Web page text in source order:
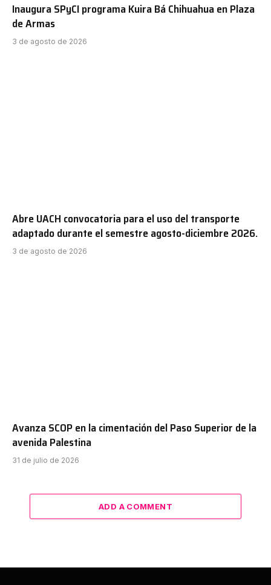
Inaugura SPyCI programa Kuira Bá Chihuahua en Plaza
de Armas
3 de agosto de 2026
Abre UACH convocatoria para el uso del transporte
adaptado durante el semestre agosto-diciembre 2026.
3 de agosto de 2026
Avanza SCOP en la cimentación del Paso Superior de la
avenida Palestina
31 de julio de 2026
ADD A COMMENT